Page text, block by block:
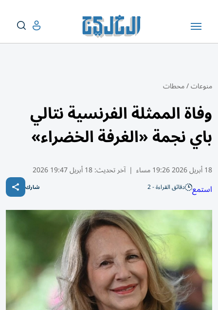
منوعات/محطات
وفاة الممثلة الفرنسية نتالي
باي نجمة «الغرفة الخضراء»
18 أبريل 2026 19:26 مساء | آخر تحديث:18 أبريل 19:47 2026
استمع دقائق القراءة - 2 شارك